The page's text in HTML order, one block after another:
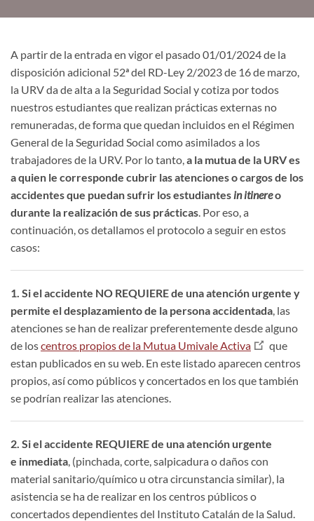
A partir de la entrada en vigor el pasado 01/01/2024 de la
disposición adicional 52ª del RD-Ley 2/2023 de 16 de marzo,
la URV da de alta a la Seguridad Social y cotiza por todos
nuestros estudiantes que realizan prácticas externas no
remuneradas, de forma que quedan incluidos en el Régimen
General de la Seguridad Social como asimilados a los
trabajadores de la URV. Por lo tanto, a la mutua de la URV es
a quien le corresponde cubrir las atenciones o cargos de los
accidentes que puedan sufrir los estudiantes in itinereo
durante la realización de sus prácticas . Por eso, a
continuación, os detallamos el protocolo a seguir en estos
casos:
1. Si el accidente NO REQUIERE de una atención urgente y
permite el desplazamiento de la persona accidentada , las
atenciones se han de realizar preferentemente desde alguno
de loscentros propios de la Mutua Umivale Activa
que
estan publicados en su web. En este listado aparecen centros
propios, así como públicos y concertados en los que también
se podrían realizar las atenciones.
2. Si el accidente REQUIERE de una atención urgente
e inmediata , (pinchada, corte, salpicadura o daños con
material sanitario/químico u otra circunstancia similar), la
asistencia se ha de realizar en los centros públicos o
concertados dependientes del Instituto Catalán de la Salud.